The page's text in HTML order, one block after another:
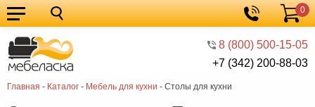
8 (800) 500-15-05
+7 (342) 200-88-03
Корзина
0
Главная - Каталог - Мебель для кухни - Cтолы для кухни
Кухонные
гарнитуры
Мебель
для
кухни
Мебель
для
Кровати